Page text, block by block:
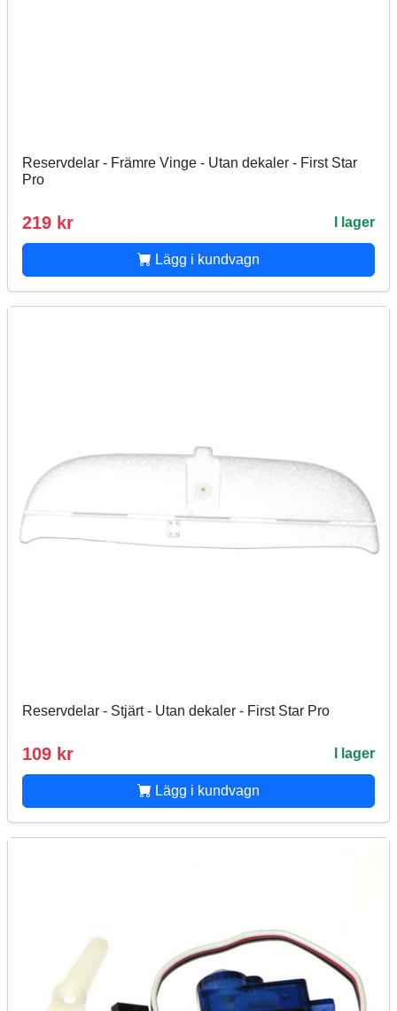
Reservdelar - Främre Vinge - Utan dekaler - First Star
Pro
219 kr I lager
Lägg i kundvagn
Reservdelar - Stjärt - Utan dekaler - First Star Pro
109 kr I lager
Lägg i kundvagn